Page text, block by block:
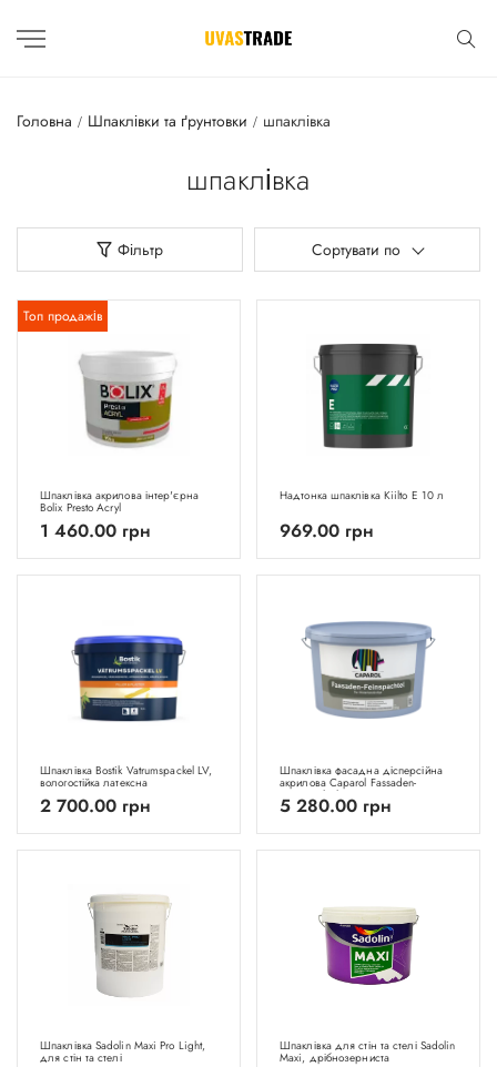
Головна Шпаклівки та ґрунтовки шпаклівка
шпаклівка
Фільтр Сортувати по
Топ продажів
Шпаклівка акрилова інтер'єрна
Bolix Presto Acryl
1 460.00 грн
Надтонка шпаклівка Kiilto E 10 л
969.00 грн
Шпаклівка Bostik Vatrumspackel LV,
вологостійка латексна
2 700.00 грн
Шпаклівка фасадна дісперсійна
акрилова Caparol Fassaden-
Feinspachtel
5 280.00 грн
Шпаклівка Sadolin Maxi Pro Light,
для стін та стелі
Шпаклівка для стін та стелі Sadolin
Maxi, дрібнозерниста